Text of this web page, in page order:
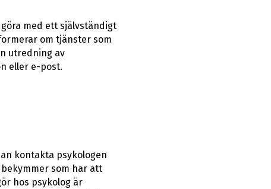
med ett självständigt
om tjänster som
utredning av
eller e-post.
kontakta psykologen
som har att
hos psykolog är